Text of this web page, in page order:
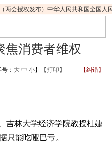
两会授权发布）中华人民共和国全国人民
消费者维权
号： 大 中 小】【打印 】 【纠错】
吉林大学经济学院教授杜婕
只能吃哑巴亏。